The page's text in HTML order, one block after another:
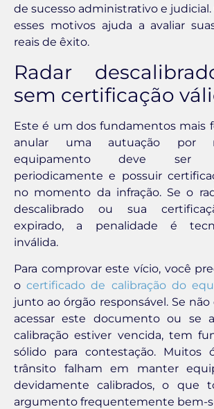
de sucesso administrativo e
esses motivos ajuda a avaliar
reais de êxito.
Radar
sem certificação
Este é um dos fundamentos mais
anular uma autuação por
equipamento deve ser
periodicamente e possuir
no momento da infração. Se o
descalibrado ou sua
expirado, a penalidade é
inválida.
Para comprovar este vício, você
ocertificado de calibração do
junto ao órgão responsável. Se
acessar este documento ou se
calibração estiver vencida, tem
sólido para contestação. Muitos
trânsito falham em manter
devidamente calibrados, o que
argumento frequentemente bem-